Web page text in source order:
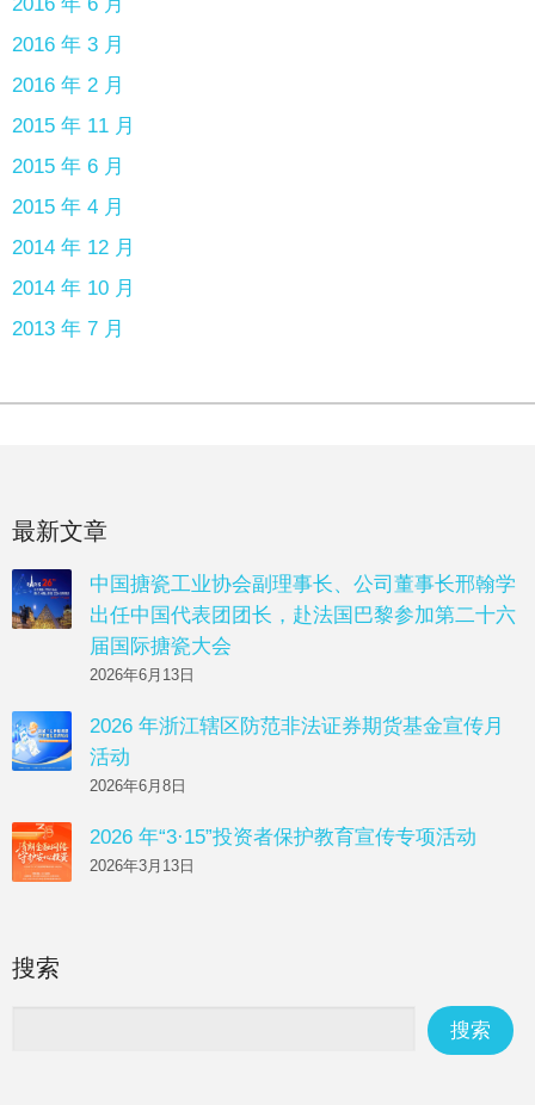
2016 年 6 月
2016 年 3 月
2016 年 2 月
2015 年 11 月
2015 年 6 月
2015 年 4 月
2014 年 12 月
2014 年 10 月
2013 年 7 月
最新文章
中国搪瓷工业协会副理事长、公司董事长邢翰学
出任中国代表团团长，赴法国巴黎参加第二十六
届国际搪瓷大会
2026年6月13日
2026 年浙江辖区防范非法证券期货基金宣传月
活动
2026年6月8日
2026 年“3·15”投资者保护教育宣传专项活动
2026年3月13日
搜索